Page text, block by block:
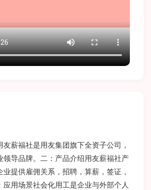
薪福社是用友集团旗下全资子公司，
领导品牌。二：产品介绍用友薪福社产
提供雇佣关系，招聘，算薪，签证，
应用场景社会化用工是企业与外部个人